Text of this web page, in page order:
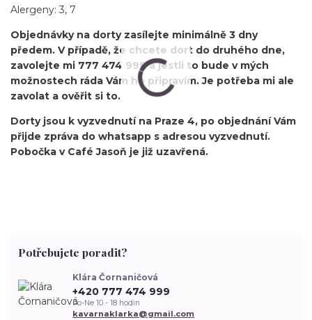
Alergeny: 3, 7
Objednávky na dorty zasílejte minimálně 3 dny
předem. V případě, že chcete dort do druhého dne,
zavolejte mi 777 474 999 a jestli to bude v mých
možnostech ráda Vám ho připravím. Je potřeba mi ale
zavolat a ověřit si to.
Dorty jsou k vyzvednutí na Praze 4, po objednání Vám
přijde zpráva do whatsapp s adresou vyzvednutí.
Pobočka v Café Jasoň je již uzavřená.
Potřebujete poradit?
Klára Čornaničová
+420 777 474 999
Po-Ne 10 - 18 hodin
kavarnaklarka@gmail.com